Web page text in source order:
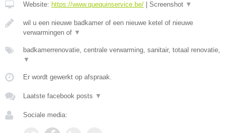
Website: https://www.quequinservice.be/ Screenshot ▼
wil u een nieuwe badkamer of een nieuwe ketel of nieuwe
verwarmingen of ▼
badkamerrenovatie, centrale verwarming, sanitair, totaal renovatie,
▼
Er wordt gewerkt op afspraak.
Laatste facebook posts ▼
Sociale media: